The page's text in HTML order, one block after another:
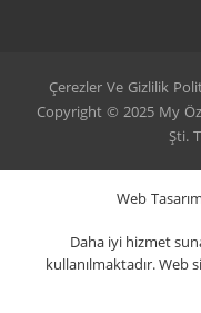
Çerezler Ve Gizlilik
Copyright © 2025 My
Şti.
Web
Daha iyi hizmet
kullanılmaktadır. Web